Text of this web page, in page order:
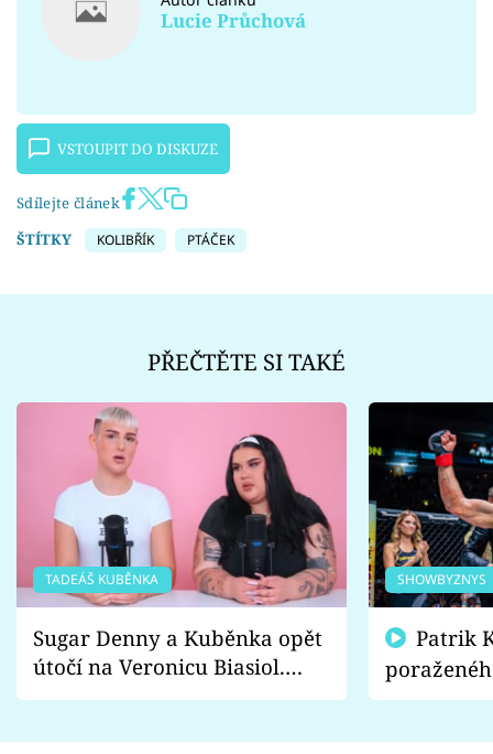
Lucie Průchová
VSTOUPIT DO DISKUZE
Sdílejte článek
ŠTÍTKY
KOLIBŘÍK PTÁČEK
PŘEČTĚTE SI TAKÉ
TADEÁŠ KUBĚNKA
Sugar Denny a Kuběnka opět
útočí na Veronicu Biasiol.
Proč je podle nich falešná a
SHOWBYZNYS
fanoušci